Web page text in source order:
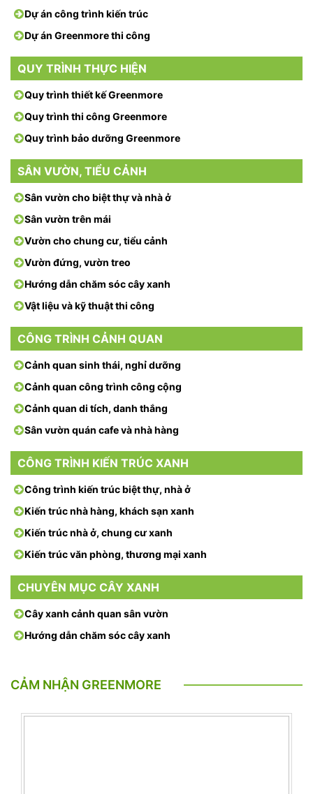
Dự án công trình kiến trúc
Dự án Greenmore thi công
QUY TRÌNH THỰC HIỆN
Quy trình thiết kế Greenmore
Quy trình thi công Greenmore
Quy trình bảo dưỡng Greenmore
SÂN VƯỜN, TIỂU CẢNH
Sân vườn cho biệt thự và nhà ở
Sân vườn trên mái
Vườn cho chung cư, tiểu cảnh
Vườn đứng, vườn treo
Hướng dẫn chăm sóc cây xanh
Vật liệu và kỹ thuật thi công
CÔNG TRÌNH CẢNH QUAN
Cảnh quan sinh thái, nghỉ dưỡng
Cảnh quan công trình công cộng
Cảnh quan di tích, danh thắng
Sân vườn quán cafe và nhà hàng
CÔNG TRÌNH KIẾN TRÚC XANH
Công trình kiến trúc biệt thự, nhà ở
Kiến trúc nhà hàng, khách sạn xanh
Kiến trúc nhà ở, chung cư xanh
Kiến trúc văn phòng, thương mại xanh
CHUYÊN MỤC CÂY XANH
Cây xanh cảnh quan sân vườn
Hướng dẫn chăm sóc cây xanh
CẢM NHẬN GREENMORE